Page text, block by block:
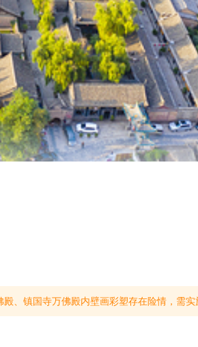
(提示有效期2026/7/9至2027/9/30)【购票须知】购买平遥古城成人票或半价票游客，仅可享受平遥古城入园游览权益，不包含